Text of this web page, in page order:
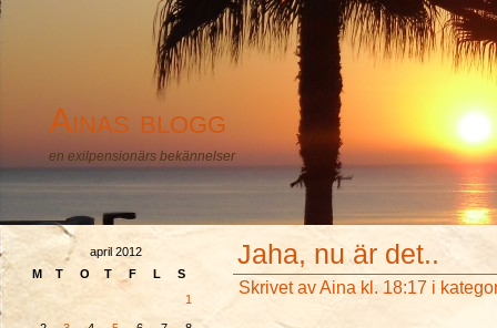
Ainas blogg
en exilpensionärs bekännelser
april 2012
M
T O T F L
S
1
Jaha, nu är det..
Skrivet avAina kl. 18:17 i